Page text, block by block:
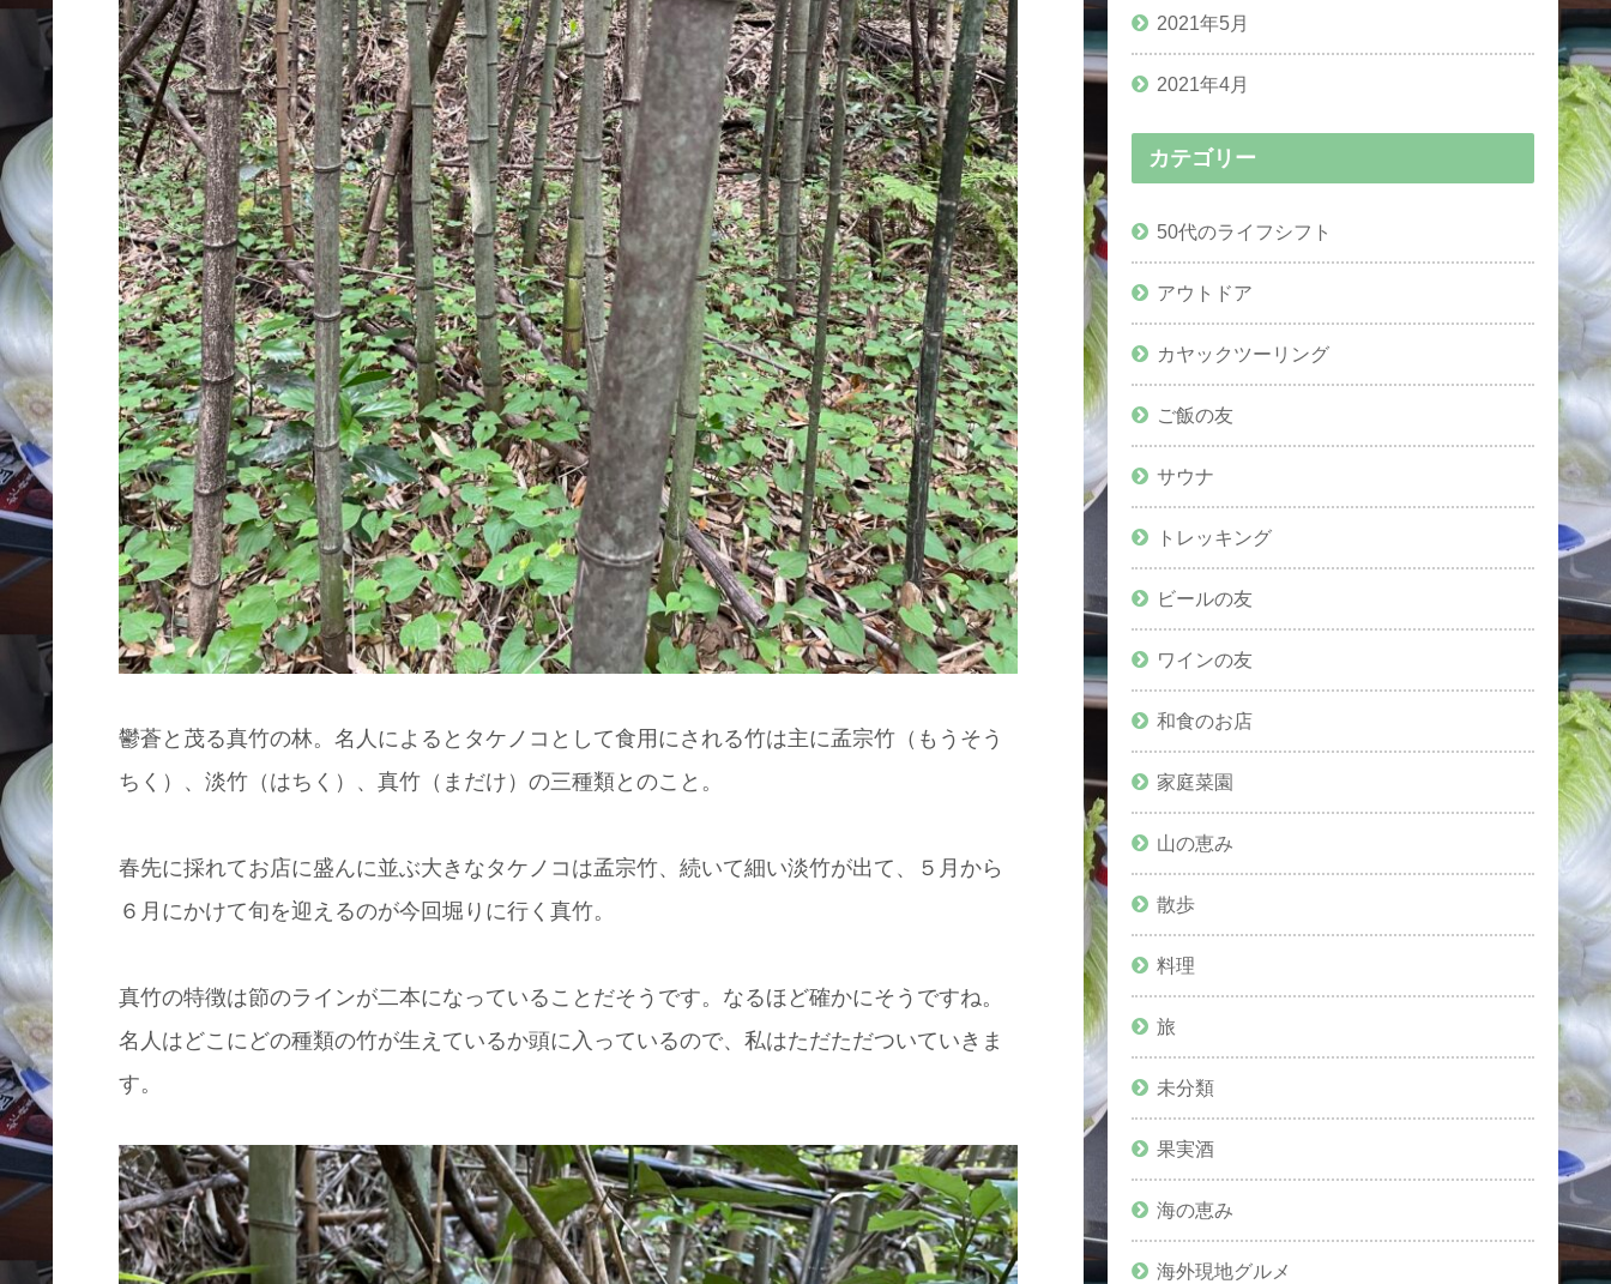
鬱蒼と茂る真竹の林。名人によるとタケノコとして食用にされる竹は主に孟宗竹（もうそう
ちく）、淡竹（はちく）、真竹（まだけ）の三種類とのこと。
春先に採れてお店に盛んに並ぶ大きなタケノコは孟宗竹、続いて細い淡竹が出て、５月から
６月にかけて旬を迎えるのが今回堀りに行く真竹。
真竹の特徴は節のラインが二本になっていることだそうです。なるほど確かにそうですね。
名人はどこにどの種類の竹が生えているか頭に入っているので、私はただただついていきま
す。
2021年5月
2021年4月
カテゴリー
50代のライフシフト
アウトドア
カヤックツーリング
ご飯の友
サウナ
トレッキング
ビールの友
ワインの友
和食のお店
家庭菜園
山の恵み
散歩
料理
旅
未分類
果実酒
海の恵み
海外現地グルメ